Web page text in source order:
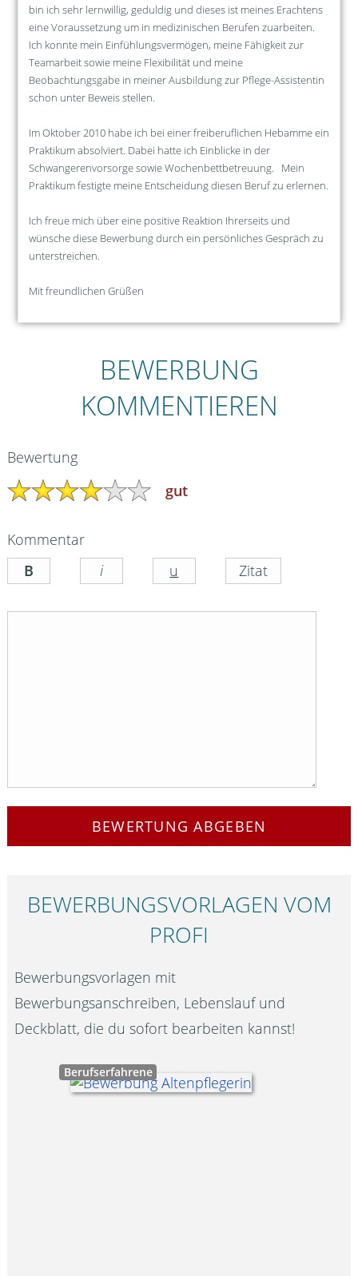
bin ich sehr lernwillig, geduldig und dieses ist meines Erachtens
eine Voraussetzung um in medizinischen Berufen zuarbeiten.
Ich konnte mein Einfühlungsvermögen, meine Fähigkeit zur
Teamarbeit sowie meine Flexibilität und meine
Beobachtungsgabe in meiner Ausbildung zur Pflege-Assistentin
schon unter Beweis stellen.
Im Oktober 2010 habe ich bei einer freiberuflichen Hebamme ein
Praktikum absolviert. Dabei hatte ich Einblicke in der
Schwangerenvorsorge sowie Wochenbettbetreuung. Mein
Praktikum festigte meine Entscheidung diesen Beruf zu erlernen.
Ich freue mich über eine positive Reaktion Ihrerseits und
wünsche diese Bewerbung durch ein persönliches Gespräch zu
unterstreichen.
Mit freundlichen Grüßen
BEWERBUNG
KOMMENTIEREN
Bewertung
gut
Kommentar
BEWERTUNG ABGEBEN
BEWERBUNGS­VORLAGEN VOM
PROFI
Bewerbungsvorlagen mit
Bewerbungsanschreiben, Lebenslauf und
Deckblatt, die du sofort bearbeiten kannst!
Berufserfahrene